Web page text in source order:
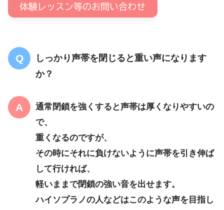
体験レッスン等のお問い合わせ
しっかり声帯を閉じると重い声になります
か？
通常閉鎖を強くすると声帯は厚くなりやすいの
で、
重くなるのですが、
その時にそれに負けないように声帯を引き伸ば
して行ければ、
軽いままで閉鎖の強い音を出せます。
ハイソプラノの人などはこのような声を目指し